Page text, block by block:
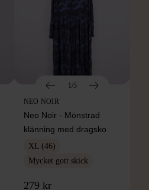
1/5
NEO NOIR
Neo Noir - Mönstrad
klänning med dragsko
XL (46)
Mycket gott skick
279 kr